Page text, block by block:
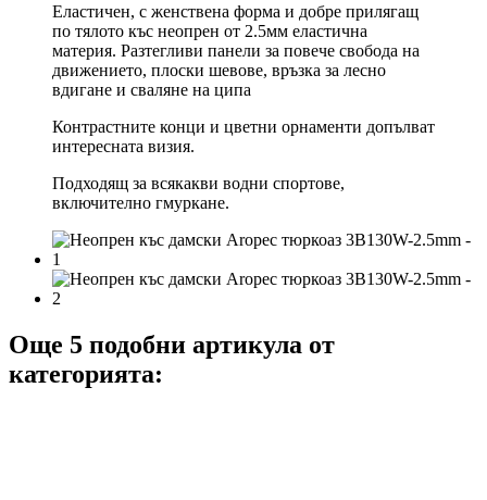
Еластичен, с женствена форма и добре прилягащ
по тялото къс неопрен от 2.5мм еластична
материя. Разтегливи панели за повече свобода на
движението, плоски шевове, връзка за лесно
вдигане и сваляне на ципа
Контрастните конци и цветни орнаменти допълват
интересната визия.
Подходящ за всякакви водни спортове,
включително гмуркане.
Още 5 подобни артикула от
категорията: